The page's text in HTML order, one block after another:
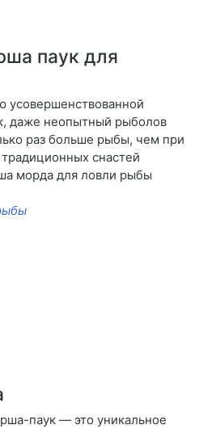
паук для
усовершенствованной
даже неопытный рыболов
раз больше рыбы, чем при
снастей
морда для ловли рыбы
паук — это уникальное